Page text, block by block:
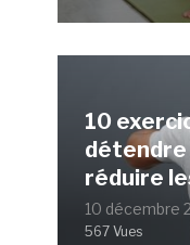
10
réduire
10 décembre
567 Vues